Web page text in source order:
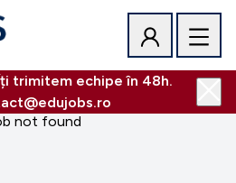
trimitem echipe în 48h.
not found